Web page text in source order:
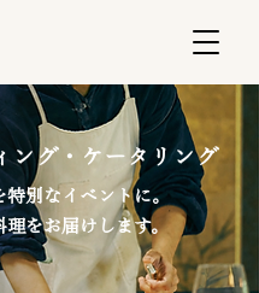
ング・ケータリング
別なイベントに。
理をお届けします。